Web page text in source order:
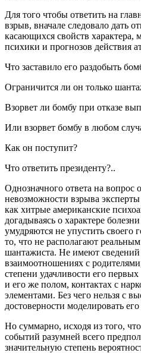
Для того чтобы ответить на
взрыв, вначале следовало дать
касающихся свойств характера,
психики и прогнозов действия
Что заставило его раздобыть
Ограничится ли он только
Взорвет ли бомбу при отказе
Или взорвет бомбу в любом
Как он поступит?
Что ответить президенту?..
Однозначного ответа на вопрос
невозможности взрыва
как хитрые американские
догадываясь о характере
умудряются не упустить своего
то, что не располагают
шантажиста. Не имеют сведений
взаимоотношениях с
степени удачливости его
и его же полом, контактах с
элементами. Без чего нельзя с
достоверности моделировать
Но суммарно, исходя из того,
событий разумней всего
значительную степень